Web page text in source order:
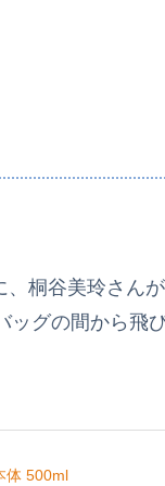
桐谷美玲さん
ッグの間から飛
体 500ml